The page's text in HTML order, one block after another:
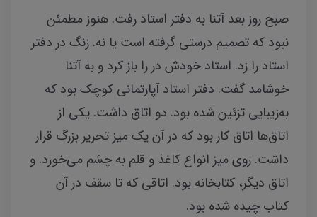
صبح روز بعد آتنا به دفتر استاد رفت. هنوز مطمئن
نبود که تصمیم درستی گرفته است یا نه. زنگ در دفتر
استاد را زد. استاد خودش در را باز کرد و به آتنا
خوشامد گفت. دفتر استاد آپارتمانی کوچک بود که
به‌زیبایی تزئین شده بود. دو اتاق داشت. یکی از
اتاق‌ها اتاق کار بود که در آن یک میز تحریر بزرگ قرار
داشت. روی میز انواع کاغذ و قلم به چشم می‌خورد. و
اتاق دیگر، کتابخانه بود. اتاقی که تا سقف در آن
کتاب چیده شده بود.